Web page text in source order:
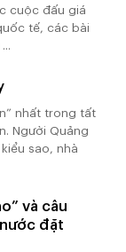
cuộc đấu giá
tế, các bài
nhất trong tất
Người Quảng
sao, nhà
và câu
đặt